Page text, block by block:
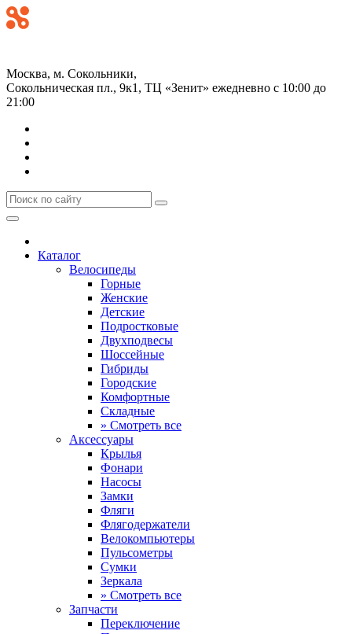
Москва, м. Сокольники,
Сокольническая пл., 9к1, ТЦ «Зенит» ежедневно с 10:00 до
21:00
Каталог
Велосипеды
Горные
Женские
Детские
Подростковые
Двухподвесы
Шоссейные
Гибриды
Городские
Комфортные
Складные
» Смотреть все
Аксессуары
Крылья
Фонари
Насосы
Замки
Фляги
Флягодержатели
Велокомпьютеры
Пульсометры
Сумки
Зеркала
» Смотреть все
Запчасти
Переключение